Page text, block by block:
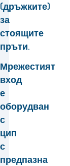
(дръжките)
за
стоящите
пръти.
Мрежестият
вход
е
оборудван
с
цип
с
предпазна